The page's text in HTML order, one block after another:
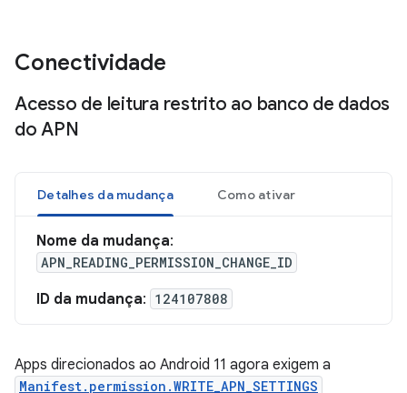
Conectividade
Acesso de leitura restrito ao banco de dados
do APN
Detalhes da mudança Como ativar
Nome da mudança:
APN_READING_PERMISSION_CHANGE_ID
ID da mudança: 124107808
Apps direcionados ao Android 11 agora exigem a
Manifest.permission.WRITE_APN_SETTINGS